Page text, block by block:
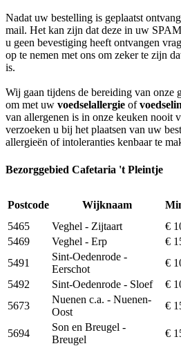
Nadat uw bestelling is geplaatst
mail. Het kan zijn dat deze in uw
u geen bevestiging heeft ontvangen
op te nemen met ons om zeker te zijn
is.
Wij gaan tijdens de bereiding van onze
om met uw voedselallergie of
van allergenen is in onze keuken nooit
verzoeken u bij het plaatsen van uw
allergieën of intoleranties kenbaar te
Bezorggebied Cafetaria 't Pleintje
Postcode Wijknaam
5465
Veghel - Zijtaart €
5469
Veghel - Erp €
5491
Sint-Oedenrode -
Eerschot
€
5492
Sint-Oedenrode - Sloef €
5673
Nuenen c.a. - Nuenen-
Oost
€
5694
Son en Breugel -
Breugel
€